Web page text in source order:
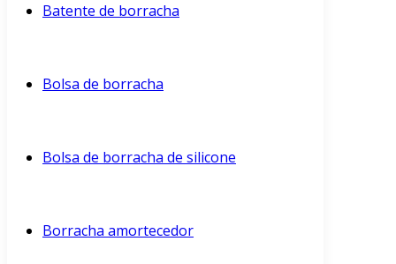
Batente de borracha
Bolsa de borracha
Bolsa de borracha de silicone
Borracha amortecedor